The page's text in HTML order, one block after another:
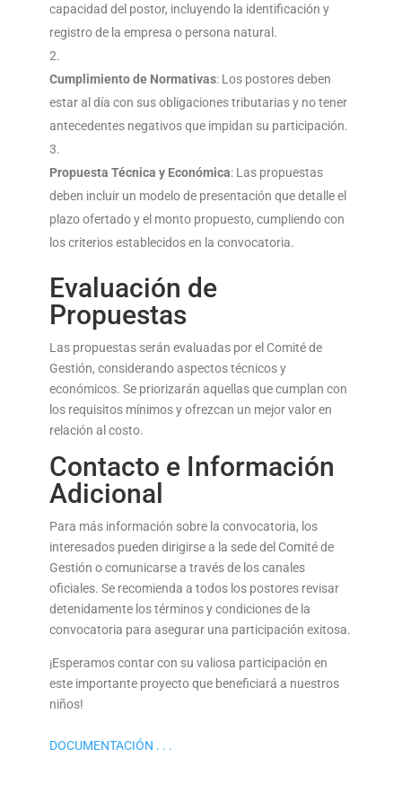
capacidad del postor, incluyendo la identificación y
registro de la empresa o persona natural.
Cumplimiento de Normativas: Los postores deben
estar al día con sus obligaciones tributarias y no tener
antecedentes negativos que impidan su participación.
Propuesta Técnica y Económica: Las propuestas
deben incluir un modelo de presentación que detalle el
plazo ofertado y el monto propuesto, cumpliendo con
los criterios establecidos en la convocatoria.
Evaluación de
Propuestas
Las propuestas serán evaluadas por el Comité de
Gestión, considerando aspectos técnicos y
económicos. Se priorizarán aquellas que cumplan con
los requisitos mínimos y ofrezcan un mejor valor en
relación al costo.
Contacto e Información
Adicional
Para más información sobre la convocatoria, los
interesados pueden dirigirse a la sede del Comité de
Gestión o comunicarse a través de los canales
oficiales. Se recomienda a todos los postores revisar
detenidamente los términos y condiciones de la
convocatoria para asegurar una participación exitosa.
¡Esperamos contar con su valiosa participación en
este importante proyecto que beneficiará a nuestros
niños!
DOCUMENTACIÓN . . .